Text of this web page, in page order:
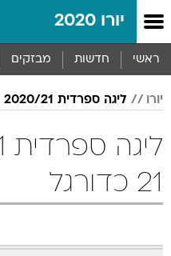
יורו 2020
ראשי חדשות מבזקים
יורו ליגה ספרדית 2020/21
21 כדורגל